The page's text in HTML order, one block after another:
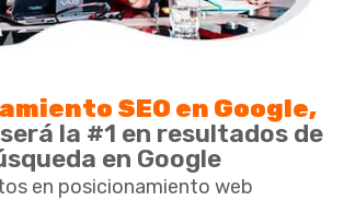
SEO en Google,
la #1 en resultados de
en Google
en posicionamiento web